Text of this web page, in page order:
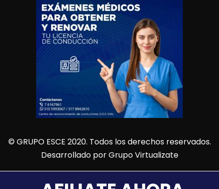
© GRUPO ESCE 2020. Todos los derechos reservados.
Desarrollado porGrupo Virtualizate